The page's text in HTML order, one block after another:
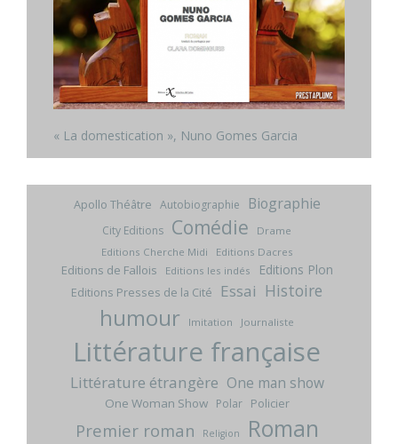
« La domestication », Nuno Gomes Garcia
Apollo Théâtre Autobiographie Biographie
City Editions Comédie
Drame
Editions Cherche Midi
Editions Dacres
Editions de Fallois Editions les indés Editions Plon
Editions Presses de la Cité Essai Histoire
humour Imitation Journaliste
Littérature française
Littérature étrangère One man show
One Woman Show Polar Policier
Premier roman Religion Roman